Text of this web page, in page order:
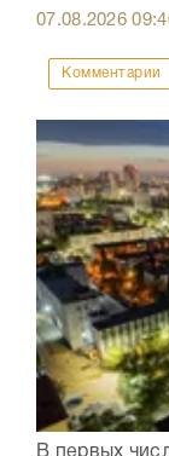
07.08.2026
Комментарии
В первых